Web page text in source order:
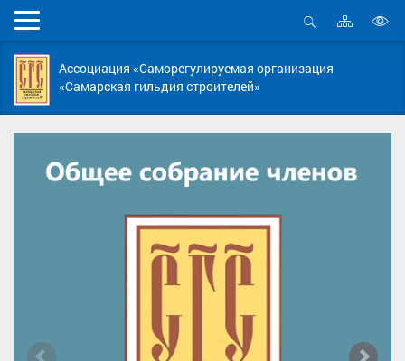
Мобильное
меню
Открыть
Карта
сайта
Ассоциация «Саморегулируемая организация
«Самарская гильдия строителей»